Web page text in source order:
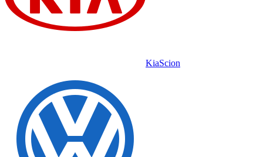
KiaScion